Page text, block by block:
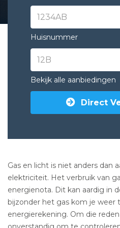
Huisnummer
Bekijk alle aanbiedingen
Direct
Gas en licht is niet anders dan
elektriciteit. Het verbruik van
energienota. Dit kan aardig in
bijzonder het gas kom je weer
energierekening. Om die